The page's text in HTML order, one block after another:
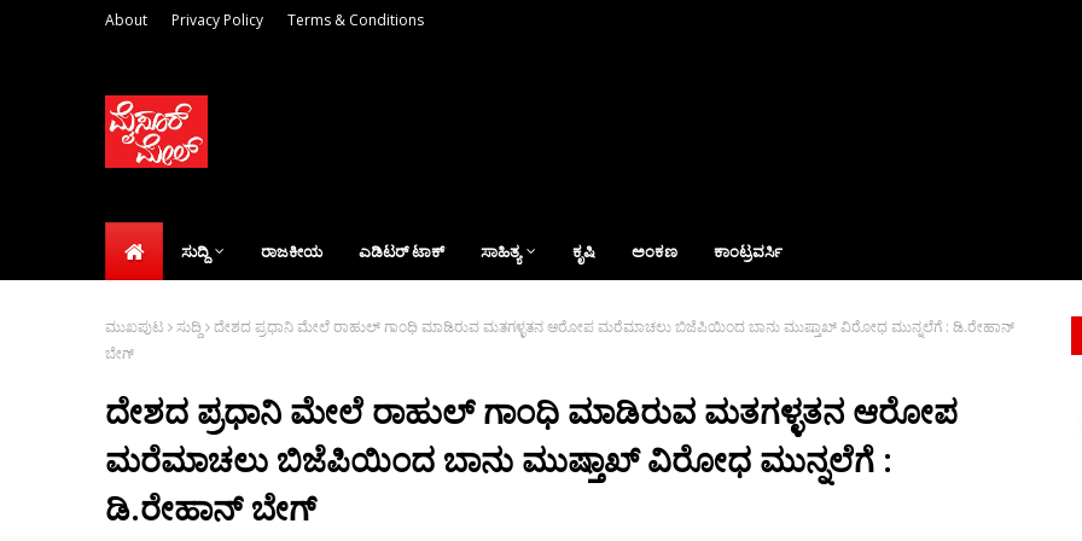
About Privacy Policy Terms & Conditions
ಸುದ್ದಿ ರಾಜಕೀಯ ಎಡಿಟರ್‌ ಟಾಕ್ ಸಾಹಿತ್ಯ ಕೃಷಿ ಅಂಕಣ ಕಾಂಟ್ರವರ್ಸಿ
ಮುಖಪುಟ ಸುದ್ದಿ
ದೇಶದ ಪ್ರಧಾನಿ ಮೇಲೆ ರಾಹುಲ್ ಗಾಂಧಿ ಮಾಡಿರುವ ಮತಗಳ್ಳತನ ಆರೋಪ ಮರೆಮಾಚಲು ಬಿಜೆಪಿಯಿಂದ ಬಾನು ಮುಷ್ತಾಖ್ ವಿರೋಧ ಮುನ್ನಲೆಗೆ : ಡಿ.ರೇಹಾನ್
ಬೇಗ್
ದೇಶದ ಪ್ರಧಾನಿ ಮೇಲೆ ರಾಹುಲ್ ಗಾಂಧಿ ಮಾಡಿರುವ ಮತಗಳ್ಳತನ ಆರೋಪ
ಮರೆಮಾಚಲು ಬಿಜೆಪಿಯಿಂದ ಬಾನು ಮುಷ್ತಾಖ್ ವಿರೋಧ ಮುನ್ನಲೆಗೆ :
ಡಿ.ರೇಹಾನ್ ಬೇಗ್